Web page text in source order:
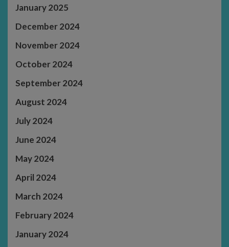
January 2025
December 2024
November 2024
October 2024
September 2024
August 2024
July 2024
June 2024
May 2024
April 2024
March 2024
February 2024
January 2024